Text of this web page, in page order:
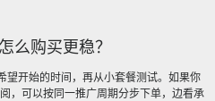
么购买更稳？
望开始的时间，再从小套餐测试。如果你
，可以按同一推广周期分步下单，边看承